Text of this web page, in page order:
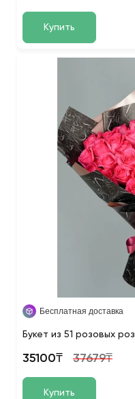
Купить
Бесплатная доставка
Букет из 51 розовых роз
35100₸ 37679₸
Купить